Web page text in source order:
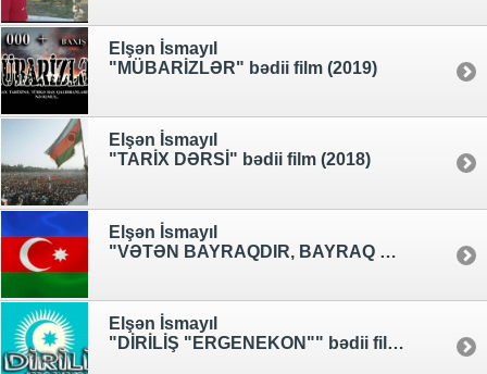
Elşən İsmayıl
"MÜBARİZLƏR" bədii film (2019)
Elşən İsmayıl
"TARİX DƏRSİ" bədii film (2018)
Elşən İsmayıl
"VƏTƏN BAYRAQDIR, BAYRAQ NAMUSDUR!" bədii film (2016)
Elşən İsmayıl
"DİRİLİŞ "ERGENEKON"" bədii film (2015)